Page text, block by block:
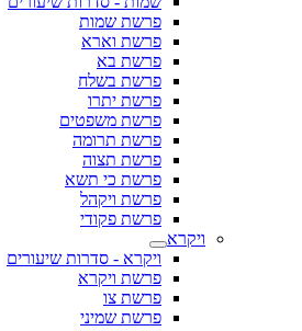
פרשת שמות
פרשת וארא
פרשת בא
פרשת בשלח
פרשת יתרו
פרשת משפטים
פרשת תרומה
פרשת תצוה
פרשת כי תשא
פרשת ויקהל
פרשת פקודי
ויקרא
ויקרא - סדרות שיעורים
פרשת ויקרא
פרשת צו
פרשת שמיני